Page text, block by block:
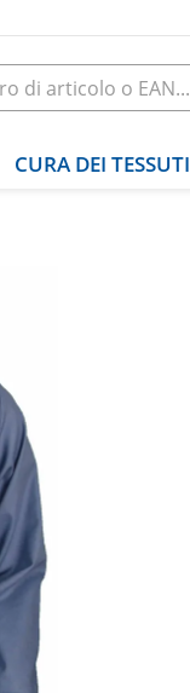
CURA DEI TESSUTI